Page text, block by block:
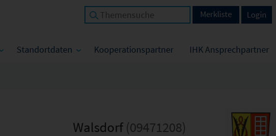
Standortdaten Kooperationspartner IHK Ansprechpartner
Login
Merkliste
Walsdorf (09471208)